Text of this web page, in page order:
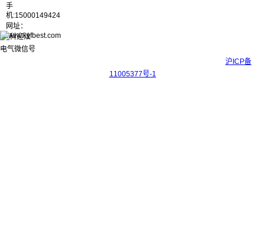
手
机:15000149424
网址：
www.kyfbest.com
沪ICP备
11005377号-1